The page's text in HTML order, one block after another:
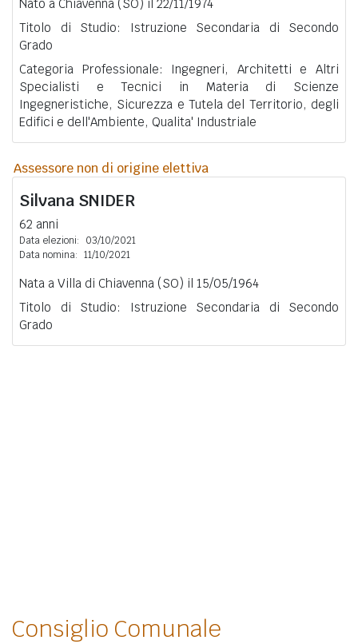
Nato a Chiavenna (SO) il 22/11/1974
Titolo di Studio: Istruzione Secondaria di Secondo
Grado
Categoria Professionale: Ingegneri, Architetti e Altri
Specialisti e Tecnici in Materia di Scienze
Ingegneristiche, Sicurezza e Tutela del Territorio, degli
Edifici e dell'Ambiente, Qualita' Industriale
Assessore non di origine elettiva
Silvana SNIDER
62 anni
Data elezioni:
03/10/2021
Data nomina: 11/10/2021
Nata a Villa di Chiavenna (SO) il 15/05/1964
Titolo di Studio: Istruzione Secondaria di Secondo
Grado
Consiglio Comunale